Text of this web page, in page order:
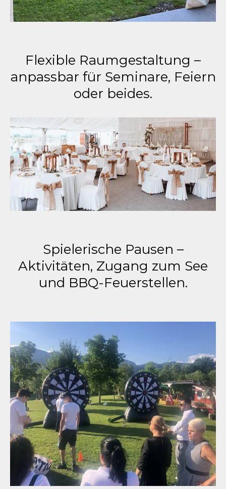
Flexible Raumgestaltung –
anpassbar für Seminare, Feiern
oder beides.
Spielerische Pausen –
Aktivitäten, Zugang zum See
und BBQ-Feuerstellen.